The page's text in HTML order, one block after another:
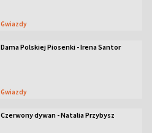
Gwiazdy
Dama Polskiej Piosenki - Irena Santor
Gwiazdy
Czerwony dywan - Natalia Przybysz